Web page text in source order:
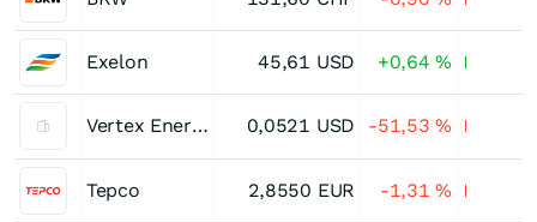
Exelon 45,61 USD +0,64%
Vertex Energy 0,0521 USD -51,53%
Tepco 2,8550 EUR -1,31%